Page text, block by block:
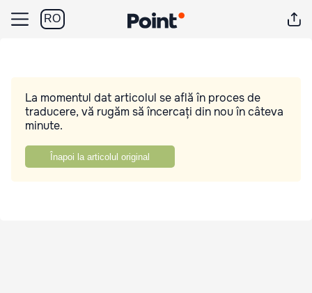
RO
La momentul dat articolul se află în proces de
traducere, vă rugăm să încercați din nou în câteva
minute.
Înapoi la articolul original